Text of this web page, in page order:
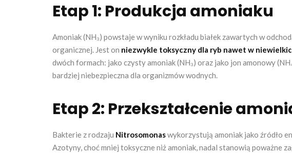
Etap 1: Produkcja amoniaku
Amoniak (NH₃) powstaje w wyniku rozkładu białek zawartych w
organicznej. Jest on niezwykle toksyczny dla ryb nawet w
dwóch formach: jako czysty amoniak (NH₃) oraz jako jon amonowy
bardziej niebezpieczna dla organizmów wodnych.
Etap 2: Przekształcenie
Bakterie z rodzaju Nitrosomonaswykorzystują amoniak jako źródło
Azotyny, choć mniej toksyczne niż amoniak, nadal stanowią poważne